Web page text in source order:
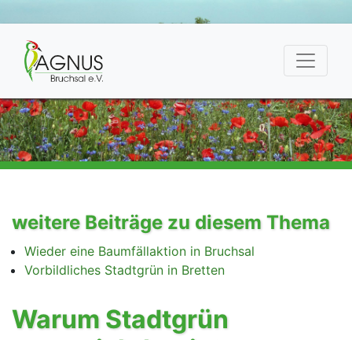
weitere Beiträge zu diesem Thema
Wieder eine Baumfällaktion in Bruchsal
Vorbildliches Stadtgrün in Bretten
Warum Stadtgrün